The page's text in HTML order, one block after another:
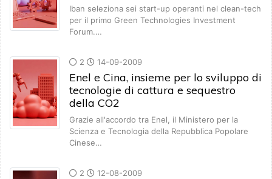
Iban seleziona sei start-up operanti nel clean-tech
per il primo Green Technologies Investment
Forum.…
2 14-09-2009
Enel e Cina, insieme per lo sviluppo di
tecnologie di cattura e sequestro
della CO2
Grazie all'accordo tra Enel, il Ministero per la
Scienza e Tecnologia della Repubblica Popolare
Cinese…
2 12-08-2009